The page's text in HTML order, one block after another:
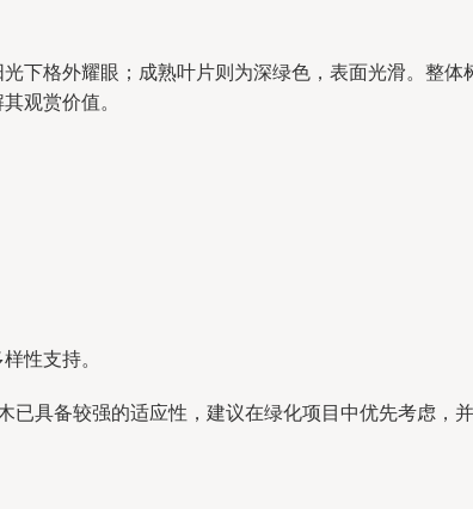
下格外耀眼；成熟叶片则为深绿色，表面光滑。整体
观赏价值。
性支持。
具备较强的适应性，建议在绿化项目中优先考虑，